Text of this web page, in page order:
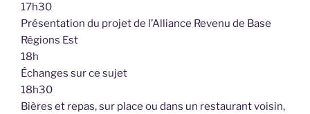
17h30
Présentation du projet de l’Alliance Revenu de Base
Régions Est
18h
Échanges sur ce sujet
18h30
Bières et repas, sur place ou dans un restaurant voisin,